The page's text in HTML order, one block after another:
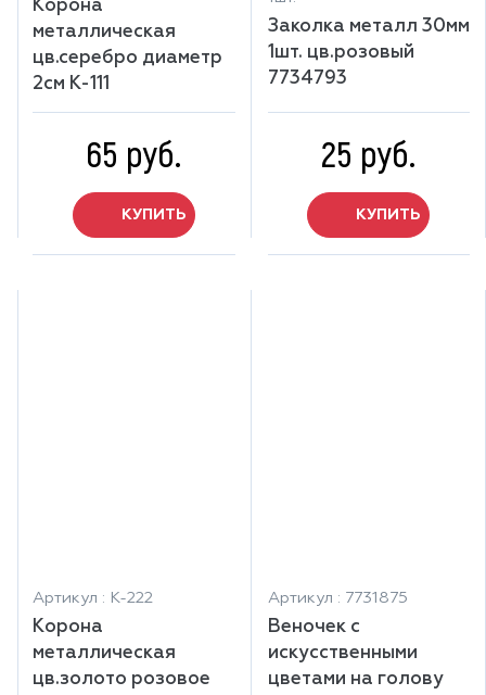
Корона
металлическая
цв.серебро диаметр
2см К-111
65 руб.
КУПИТЬ
Заколка металл 30мм
1шт. цв.розовый
7734793
25 руб.
КУПИТЬ
Артикул : К-222
Корона
металлическая
цв.золото розовое
Артикул : 7731875
Веночек с
искусственными
цветами на голову